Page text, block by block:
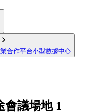
合作平台小型數據中心
會議場地 1